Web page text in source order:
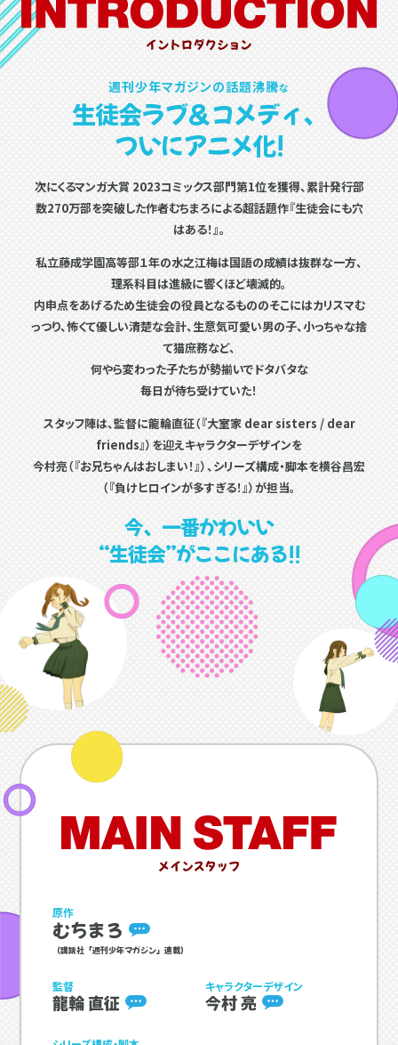
週刊少年マガジンの話題沸騰な
生徒会ラブ＆コメディ、
ついにアニメ化!
次にくるマンガ大賞 2023コミックス部門第1位を獲得、累計発行部
数270万部を突破した作者むちまろによる超話題作『生徒会にも穴
はある！』。
私立藤成学園高等部１年の水之江梅は国語の成績は抜群な一方、
理系科目は進級に響くほど壊滅的。
内申点をあげるため生徒会の役員となるもののそこにはカリスマむ
っつり、怖くて優しい清楚な会計、生意気可愛い男の子、小っちゃな捨
て猫庶務など、
何やら変わった子たちが勢揃いでドタバタな
毎日が待ち受けていた！
スタッフ陣は、監督に龍輪直征（『大室家 dear sisters / dear
friends』）を迎えキャラクターデザインを
今村亮（『お兄ちゃんはおしまい！』）、シリーズ構成・脚本を横谷昌宏
（『負けヒロインが多すぎる！』）が担当。
今、一番かわいい
“生徒会”がここにある!!
原作
むちまろ
（講談社「週刊少年マガジン」連載）
監督
龍輪 直征
キャラクターデザイン
今村 亮